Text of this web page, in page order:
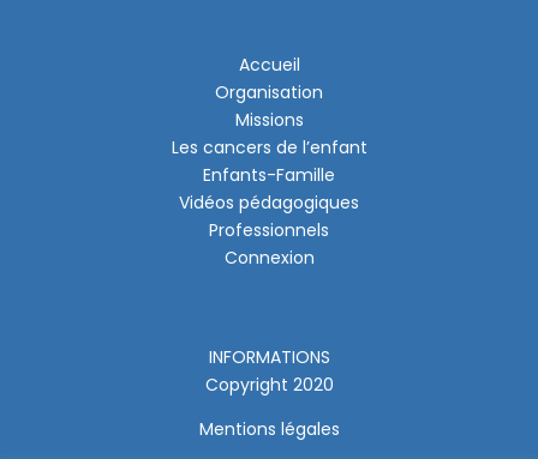
Accueil
Organisation
Missions
Les cancers de l’enfant
Enfants-Famille
Vidéos pédagogiques
Professionnels
Connexion
INFORMATIONS
Copyright 2020
Mentions légales